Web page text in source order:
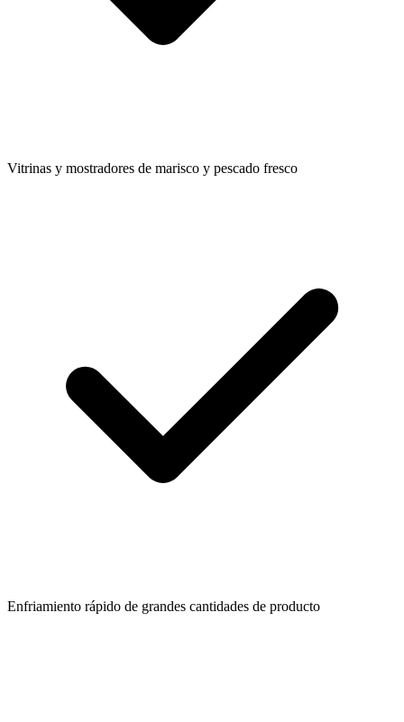
Vitrinas y mostradores de marisco y pescado fresco
Enfriamiento rápido de grandes cantidades de producto